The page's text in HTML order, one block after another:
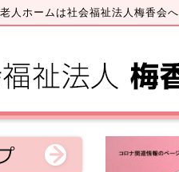
人ホームは社会福祉法人梅香会へ